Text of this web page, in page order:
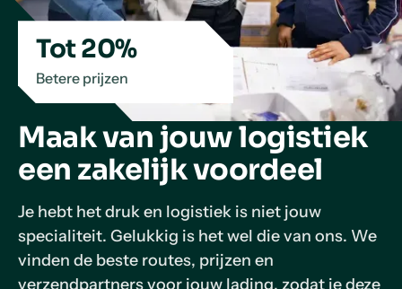
Maak van jouw logistiek
een zakelijk voordeel
Je hebt het druk en logistiek is niet jouw
specialiteit. Gelukkig is het wel die van ons. We
vinden de beste routes, prijzen en
verzendpartners voor jouw lading, zodat je deze
Tot 20%
Betere prijzen